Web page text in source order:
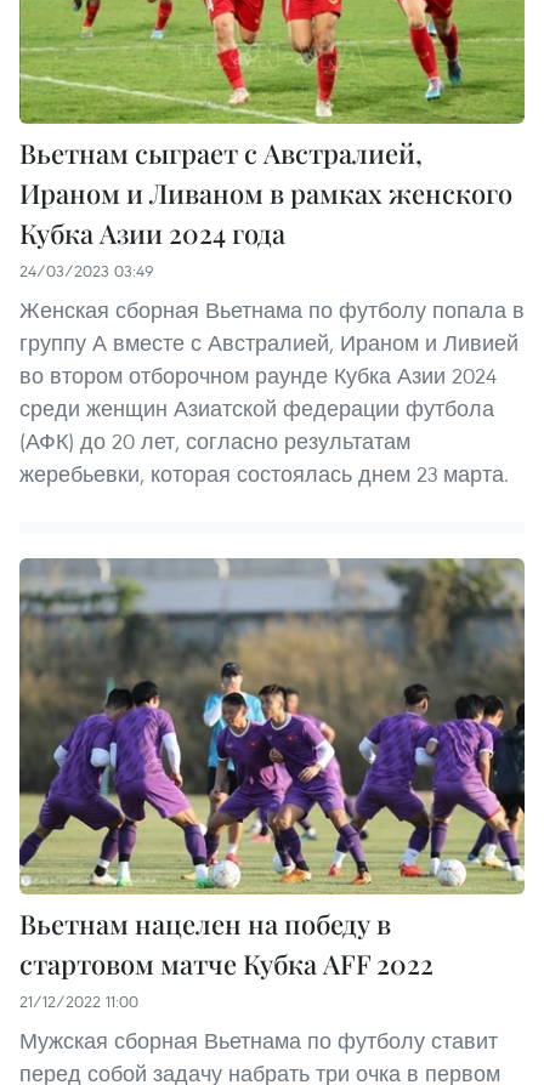
Вьетнам сыграет с Австралией,
Ираном и Ливаном в рамках женского
Кубка Азии 2024 года
24/03/2023 03:49
Женская сборная Вьетнама по футболу попала в
группу А вместе с Австралией, Ираном и Ливией
во втором отборочном раунде Кубка Азии 2024
среди женщин Азиатской федерации футбола
(АФК) до 20 лет, согласно результатам
жеребьевки, которая состоялась днем 23 марта.
Вьетнам нацелен на победу в
стартовом матче Кубка AFF 2022
21/12/2022 11:00
Мужская сборная Вьетнама по футболу ставит
перед собой задачу набрать три очка в первом